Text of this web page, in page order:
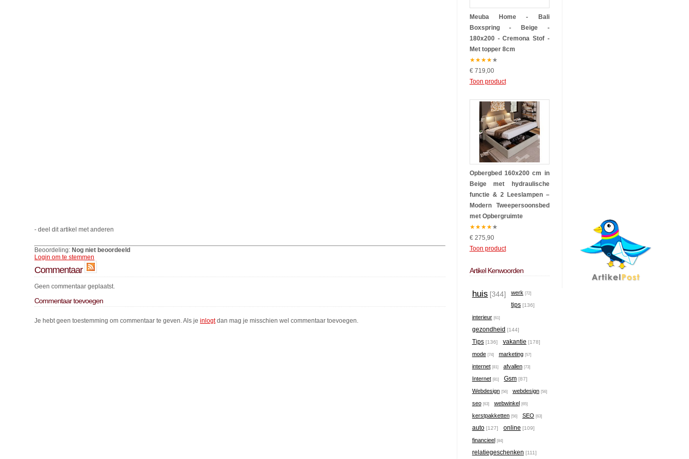
- deel dit artikel met anderen
Beoordeling: Nog niet beoordeeld
Login om te stemmen
Commentaar
Geen commentaar geplaatst.
Commentaar toevoegen
Je hebt geen toestemming om commentaar te geven. Als jeinlogtdan mag je misschien wel commentaar toevoegen.
Meuba Home - Bali
Boxspring - Beige -
180x200 - Cremona Stof -
Met topper 8cm
★★★★★
€ 719,00
Toon product
Opbergbed 160x200 cm in
Beige met hydraulische
functie & 2 Leeslampen –
Modern Tweepersoonsbed
met Opbergruimte
★★★★★
€ 275,90
Toon product
Artikel Kenwoorden
huis [344] werk [72]
tips [136]
interieur [61]
gezondheid [144]
Tips [136] vakantie [178]
mode [74] marketing [57]
internet [81] afvallen [73]
Internet [81] Gsm [87]
Webdesign [56] webdesign [56]
seo [63] webwinkel [65]
kerstpakketten [56] SEO [63]
auto [127] online [109]
financieel [84]
relatiegeschenken [111]